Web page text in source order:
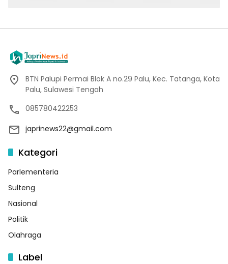
BTN Palupi Permai Blok A no.29 Palu, Kec. Tatanga, Kota
Palu, Sulawesi Tengah
085780422253
japrinews22@gmail.com
Kategori
Parlementeria
Sulteng
Nasional
Politik
Olahraga
Label